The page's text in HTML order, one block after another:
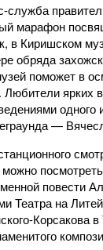
служба
марафон
в Киришском
обряда
поможет в
ярких
одного
—
можно
повести
Театра на
Корсакова в